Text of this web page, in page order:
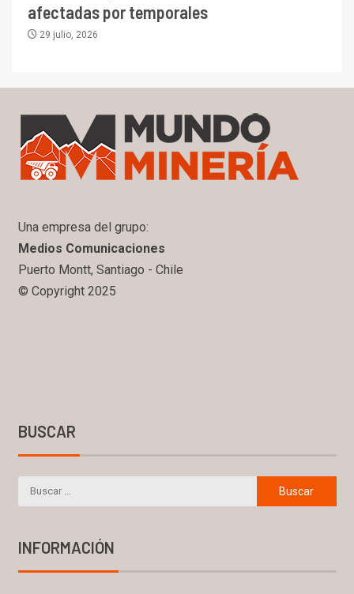
afectadas por temporales
29 julio, 2026
Una empresa del grupo:
Medios Comunicaciones
Puerto Montt, Santiago - Chile
© Copyright 2025
BUSCAR
INFORMACIÓN